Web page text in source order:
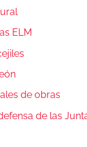
ELM
de obras
de las